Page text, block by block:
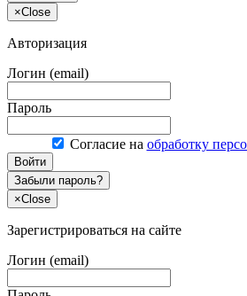
×Close
Авторизация
Логин (email)
Пароль
Согласие на обработку
Войти
Забыли пароль?
×Close
Зарегистрироваться на сайте
Логин (email)